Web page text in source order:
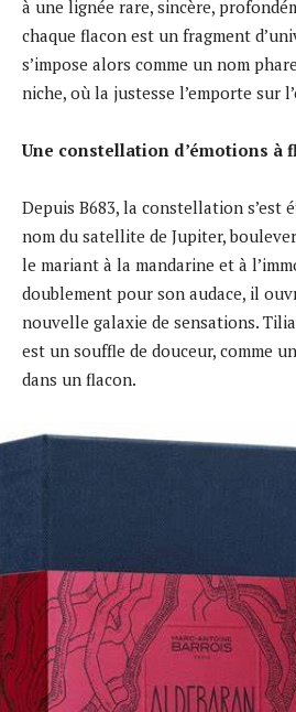
à une lignée rare, sincère,
chaque flacon est un fragment
s’impose alors comme un nom
niche, où la justesse l’emporte sur
Une constellation d’émotions à
Depuis B683, la constellation s’est
nom du satellite de Jupiter,
le mariant à la mandarine et à
doublement pour son audace, il
nouvelle galaxie de sensations.
est un souffle de douceur, comme
dans un flacon.